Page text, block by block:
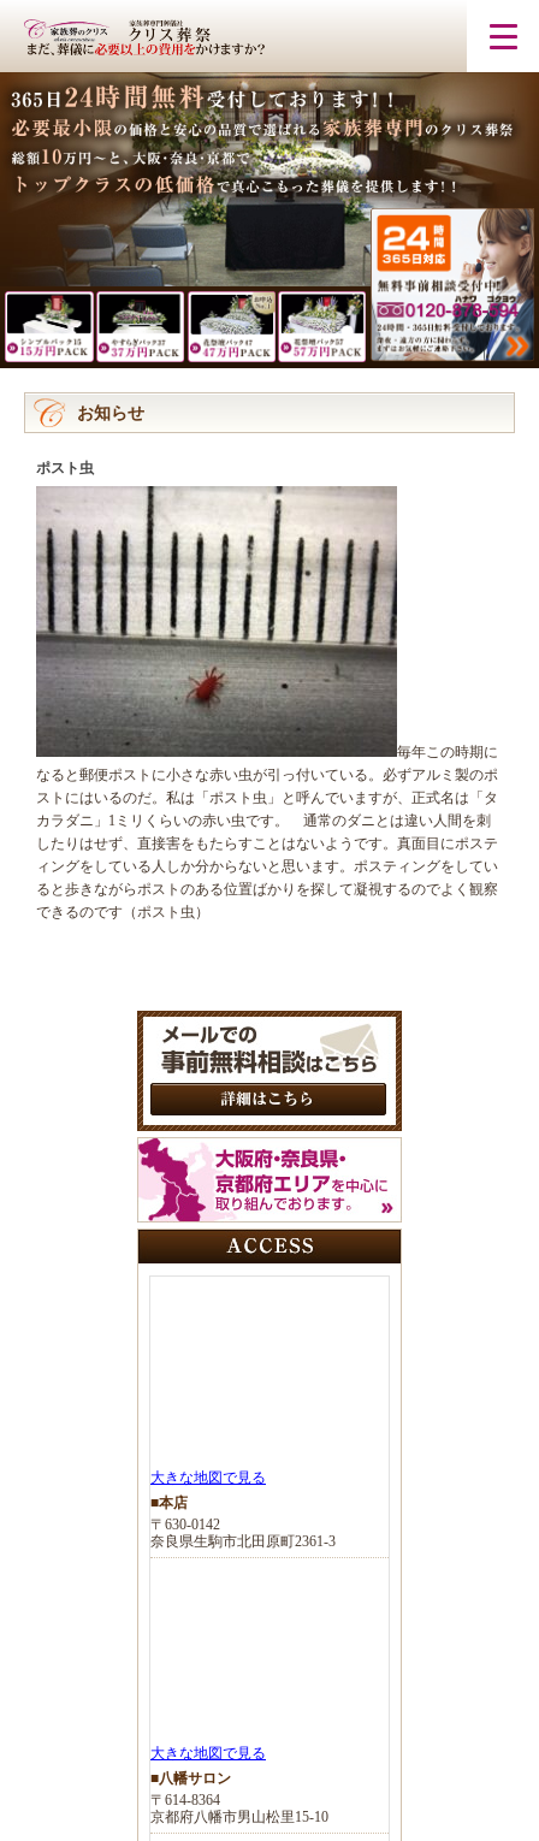
お知らせ
ポスト虫
毎年この時期に
なると郵便ポストに小さな赤い虫が引っ付いている。必ずアルミ製のポ
ストにはいるのだ。私は「ポスト虫」と呼んでいますが、正式名は「タ
カラダニ」1ミリくらいの赤い虫です。 通常のダニとは違い人間を刺
したりはせず、直接害をもたらすことはないようです。真面目にポステ
ィングをしている人しか分からないと思います。ポスティングをしてい
ると歩きながらポストのある位置ばかりを探して凝視するのでよく観察
できるのです（ポスト虫）
大きな地図で見る
■本店
〒630-0142
奈良県生駒市北田原町2361-3
大きな地図で見る
■八幡サロン
〒614-8364
京都府八幡市男山松里15-10